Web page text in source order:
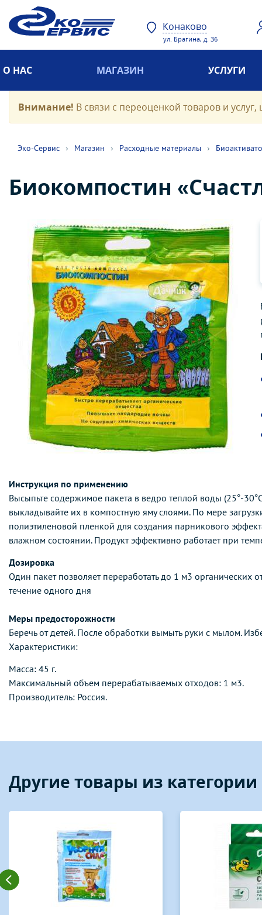
Конаково
ул. Брагина, д. 36
О НАС МАГАЗИН УСЛУГИ
Внимание! В связи с переоценкой товаров и
Эко-Cервис › Магазин › Расходные материалы ›
Биокомпостин
Инструкция по применению
Высыпьте содержимое пакета в ведро теплой воды (25°-
выкладывайте их в компостную яму слоями. По мере
полиэтиленовой пленкой для создания парникового
влажном состоянии. Продукт эффективно работает при
Дозировка
Один пакет позволяет переработать до 1 м3 органических
течение одного дня
Меры предосторожности
Беречь от детей. После обработки вымыть руки с мылом.
Характеристики:
Масса: 45 г.
​Максимальный объем перерабатываемых отходов: 1 м3.
Производитель: Россия.
Другие товары из